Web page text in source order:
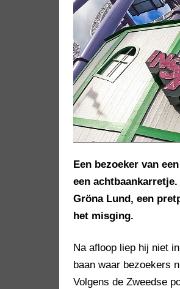
Een bezoeker van
een
Gröna Lund, een
het misging.
Na afloop liep hij niet
baan waar bezoekers
Volgens de Zweedse